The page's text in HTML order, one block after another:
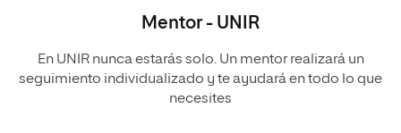
Mentor - UNIR
En UNIR nunca estarás solo. Un mentor realizará un
seguimiento individualizado y te ayudará en todo lo que
necesites